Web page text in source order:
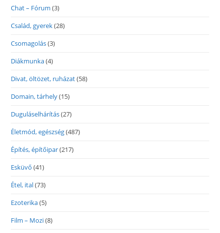
Chat – Fórum (3)
Család, gyerek(28)
Csomagolás(3)
Diákmunka(4)
Divat, öltözet, ruházat(58)
Domain, tárhely(15)
Duguláselhárítás(27)
Életmód, egészség(487)
Építés, építőipar(217)
Esküvő (41)
Étel, ital(73)
Ezoterika(5)
Film – Mozi(8)